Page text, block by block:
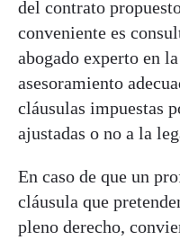
del contrato
conveniente es
abogado experto en
asesoramiento
cláusulas impuestas
ajustadas o no a la
En caso de que un
cláusula que
pleno derecho,